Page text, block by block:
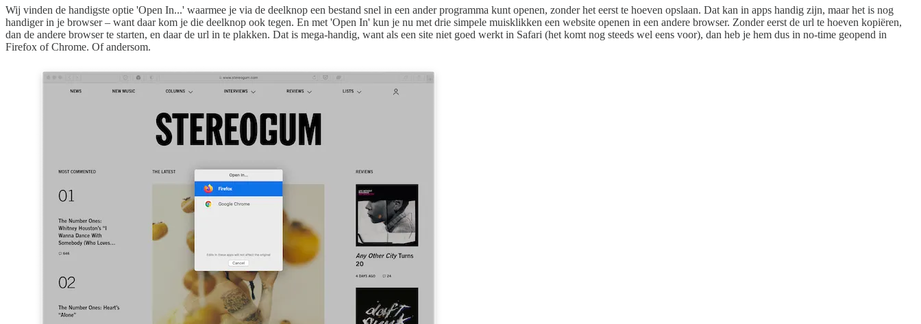
Wij vinden de handigste optie 'Open In...' waarmee je via de deelknop een bestand snel in een ander programma kunt openen, zonder het eerst te hoeven opslaan. Dat kan in apps handig zijn, maar het is nog
handiger in je browser – want daar kom je die deelknop ook tegen. En met 'Open In' kun je nu met drie simpele muisklikken een website openen in een andere browser. Zonder eerst de url te hoeven kopiëren,
dan de andere browser te starten, en daar de url in te plakken. Dat is mega-handig, want als een site niet goed werkt in Safari (het komt nog steeds wel eens voor), dan heb je hem dus in no-time geopend in
Firefox of Chrome. Of andersom.